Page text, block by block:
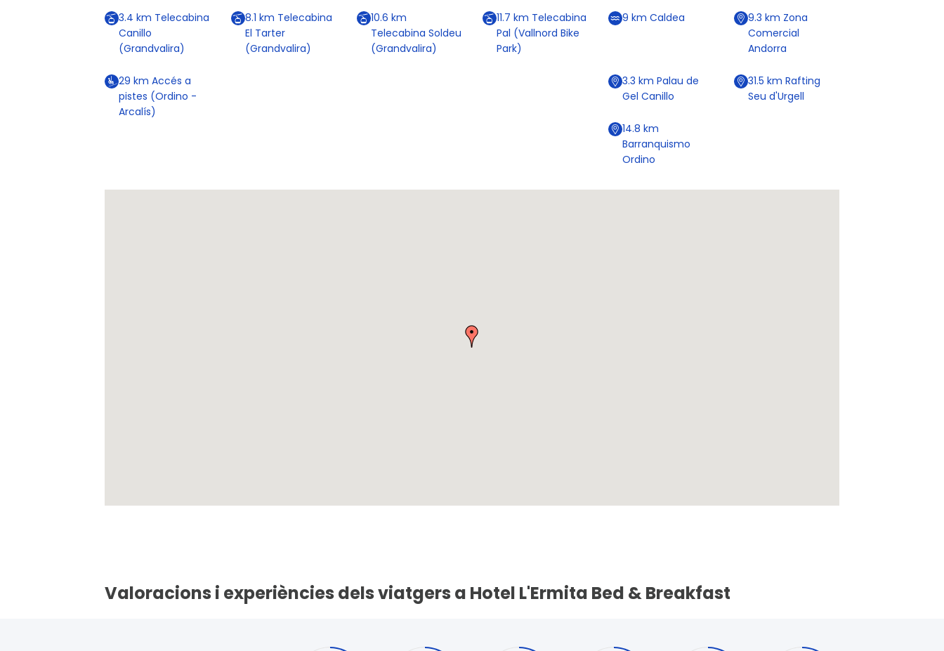
3.4km Telecabina
Canillo
(Grandvalira)
8.1 km Telecabina
El Tarter
(Grandvalira)
10.6 km
Telecabina Soldeu
(Grandvalira)
11.7 km Telecabina
Pal (Vallnord Bike
Park)
29km Accés a
pistes (Ordino -
Arcalís)
9km Caldea 9.3km Zona
Comercial
Andorra
3.3km Palau de
Gel Canillo
31.5km Rafting
Seu d'Urgell
14.8km
Barranquismo
Ordino
Valoracions i experiències dels viatgers a Hotel L'Ermita Bed & Breakfast